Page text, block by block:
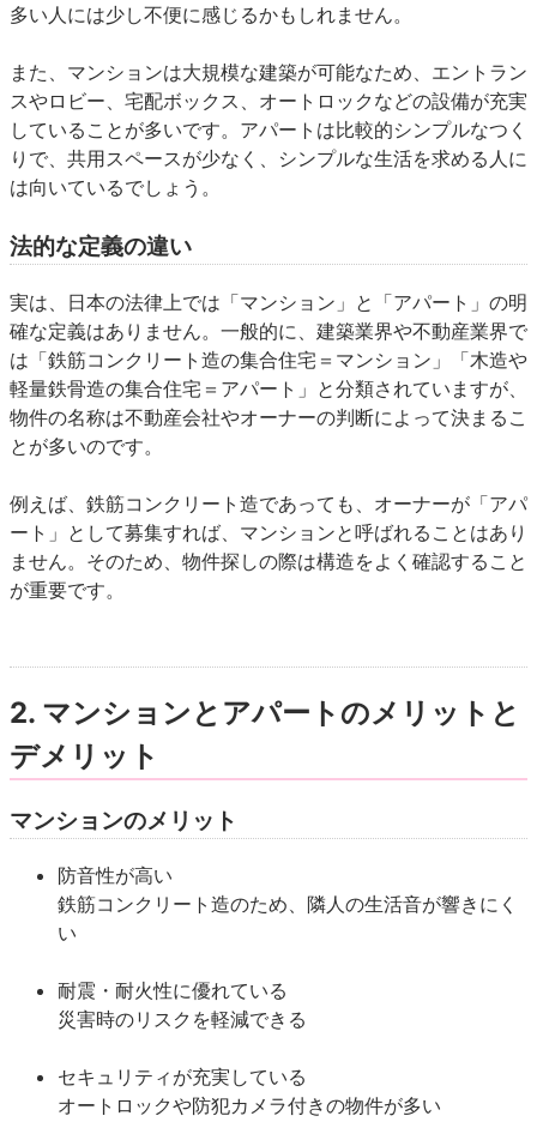
多い人には少し不便に感じるかもしれません。
また、マンションは大規模な建築が可能なため、エントラン
スやロビー、宅配ボックス、オートロックなどの設備が充実
していることが多いです。アパートは比較的シンプルなつく
りで、共用スペースが少なく、シンプルな生活を求める人に
は向いているでしょう。
法的な定義の違い
実は、日本の法律上では「マンション」と「アパート」の明
確な定義はありません。一般的に、建築業界や不動産業界で
は「鉄筋コンクリート造の集合住宅＝マンション」「木造や
軽量鉄骨造の集合住宅＝アパート」と分類されていますが、
物件の名称は不動産会社やオーナーの判断によって決まるこ
とが多いのです。
例えば、鉄筋コンクリート造であっても、オーナーが「アパ
ート」として募集すれば、マンションと呼ばれることはあり
ません。そのため、物件探しの際は構造をよく確認すること
が重要です。
2. マンションとアパートのメリットと
デメリット
マンションのメリット
防音性が高い
鉄筋コンクリート造のため、隣人の生活音が響きにく
い
耐震・耐火性に優れている
災害時のリスクを軽減できる
セキュリティが充実している
オートロックや防犯カメラ付きの物件が多い